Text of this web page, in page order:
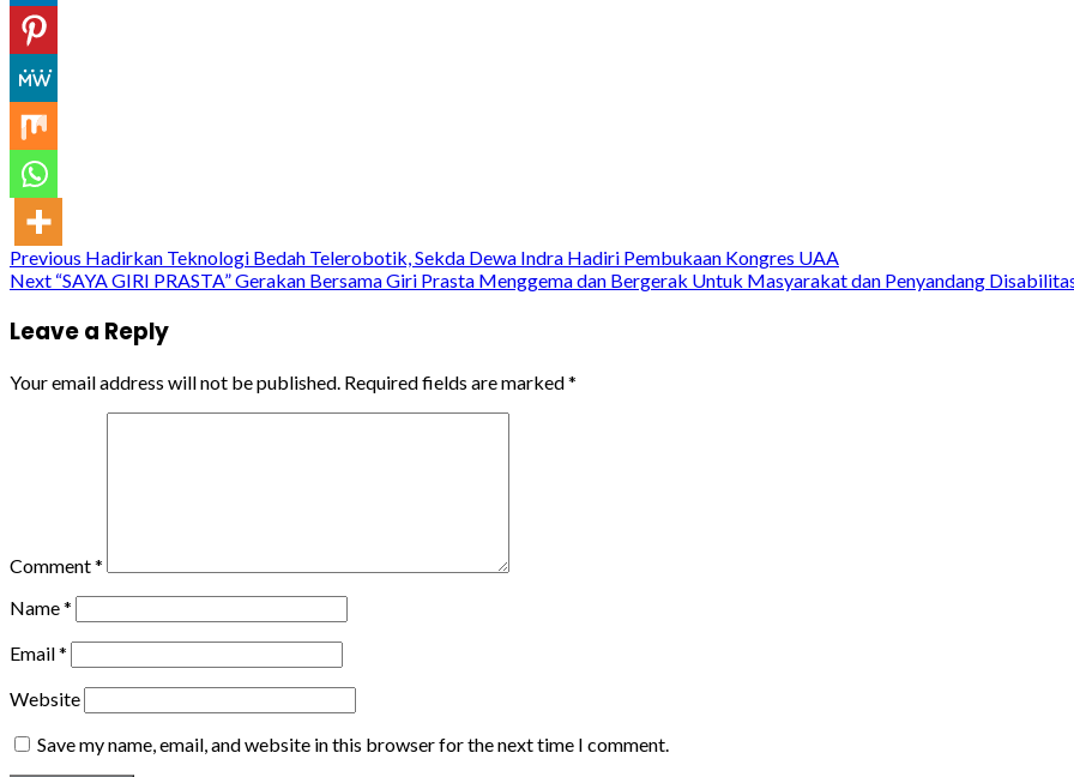
Continue
Previous Hadirkan Teknologi Bedah Telerobotik, Sekda Dewa Indra Hadiri Pembukaan Kongres UAA
Next “SAYA GIRI PRASTA” Gerakan Bersama Giri Prasta Menggema dan Bergerak Untuk Masyarakat dan Penyandang
Leave a Reply
Your email address will not be published. Required fields are marked*
Comment*
Name*
Email*
Website
Save my name, email, and website in this browser for the next time I comment.